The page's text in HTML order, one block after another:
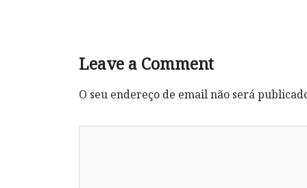
Leave a Comment
O seu endereço de email não será